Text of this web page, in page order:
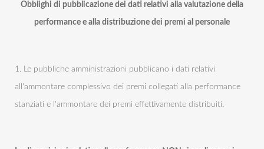
Obblighi di pubblicazione dei dati relativi alla valutazione della
performance e alla distribuzione dei premi al personale
1. Le pubbliche amministrazioni pubblicano i dati relativi
all'ammontare complessivo dei premi collegati alla performance
stanziati e l'ammontare dei premi effettivamente distribuiti.